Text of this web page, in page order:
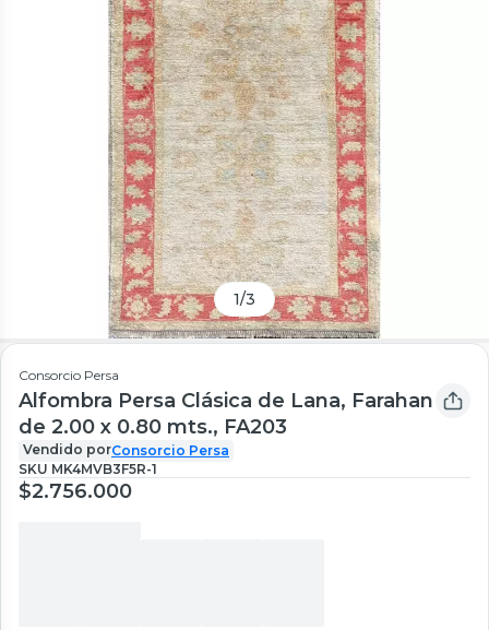
1/3
Consorcio Persa
Alfombra Persa Clásica de Lana, Farahan
de 2.00 x 0.80 mts., FA203
Vendido porConsorcio Persa
SKU MK4MVB3F5R-1
$2.756.000